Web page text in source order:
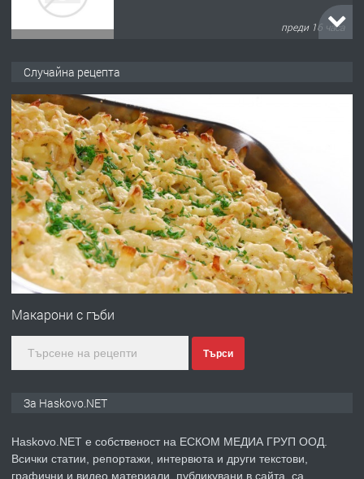
преди 16 часа
ПРЕДЛАГА Под НАЕМ двустаен Орфей
преди 3 дни
ПРЕДЛАГА
Нов апартамент на ул. Липа до
преди 5 дни
Случайна рецепта
Макарони с гъби
Търси
За Haskovo.NET
Haskovo.NET е собственост на ЕСКОМ МЕДИА ГРУП ООД.
Всички статии, репортажи, интервюта и други текстови,
графични и видео материали, публикувани в сайта, са